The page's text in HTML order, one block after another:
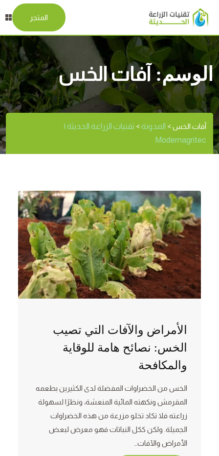
المتجر
الوسم:آفات الخس
آفات الخس> المدونة> تقنيات الزراعة الحديثة |
Modernagritec
الأمراض والآفات التي تصيب
الخس: نصائح هامة للوقاية
والمكافحة
الخس من الخضراوات المفضلة لدى الكثيرين بطعمه
المقرمش ونكهته المائية المنعشة، ونظرًا لسهولة
زراعته فلا تكاد تخلو مزرعة من هذه الخضراوات
الجميلة. ولكن ككل النباتات فهو معرض لبعض
الأمراض والآفات…